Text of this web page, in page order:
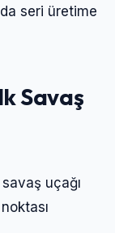
seri üretime
Savaş
uçağı